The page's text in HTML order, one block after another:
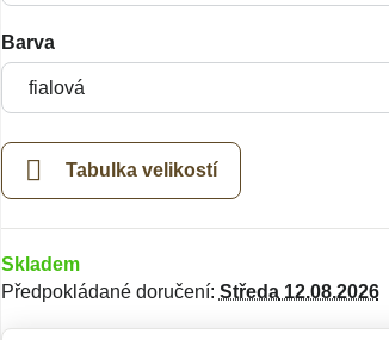
Barva
Tabulka velikostí
Skladem
Předpokládané doručení: Středa12.08.2026